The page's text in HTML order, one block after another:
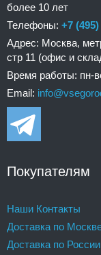
более 10 лет
Телефоны: +7
Адрес: Москва,
стр 11 (офис и
Время работы: пн-
Email:
Покупателям
Наши Контакты
Доставка по
Доставка по России